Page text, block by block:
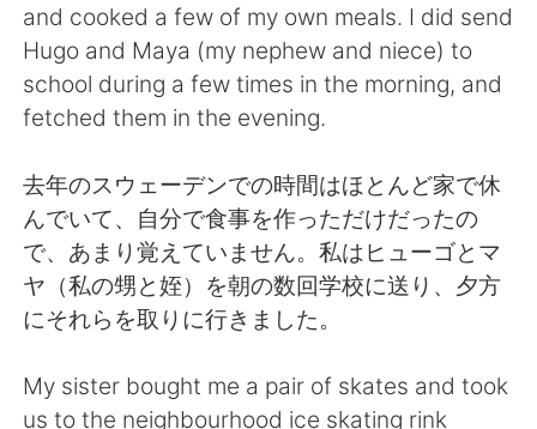
English 简体中文
繁體中文 Español
العربية Français
Deutsch 日本語
한국어 Русский
and cooked a few of my own meals. I did send
Hugo and Maya (my nephew and niece) to
school during a few times in the morning, and
fetched them in the evening.
去年のスウェーデンでの時間はほとんど家で休
んでいて、自分で食事を作っただけだったの
で、あまり覚えていません。私はヒューゴとマ
ヤ（私の甥と姪）を朝の数回学校に送り、夕方
にそれらを取りに行きました。
My sister bought me a pair of skates and took
us to the neighbourhood ice skating rink